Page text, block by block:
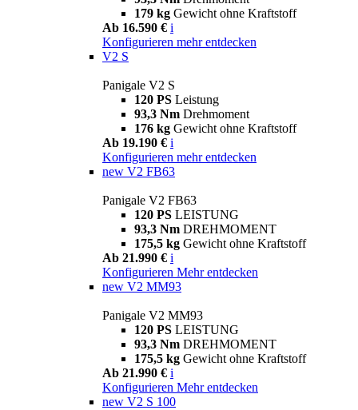
179 kg Gewicht ohne Kraftstoff
Ab 16.590 € i
Konfigurieren mehr entdecken
V2 S
Panigale V2 S
120 PS Leistung
93,3 Nm Drehmoment
176 kg Gewicht ohne Kraftstoff
Ab 19.190 € i
Konfigurieren mehr entdecken
new V2 FB63
Panigale V2 FB63
120 PS LEISTUNG
93,3 Nm DREHMOMENT
175,5 kg Gewicht ohne Kraftstoff
Ab 21.990 € i
Konfigurieren Mehr entdecken
new V2 MM93
Panigale V2 MM93
120 PS LEISTUNG
93,3 Nm DREHMOMENT
175,5 kg Gewicht ohne Kraftstoff
Ab 21.990 € i
Konfigurieren Mehr entdecken
new V2 S 100